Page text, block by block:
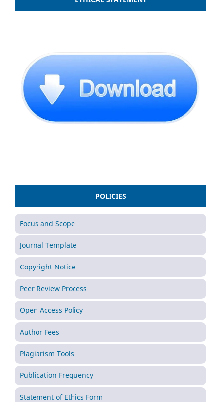
POLICIES
Focus and Scope
Journal Template
Copyright Notice
Peer Review Process
Open Access Policy
Author Fees
Plagiarism Tools
Publication Frequency
Statement of Ethics Form